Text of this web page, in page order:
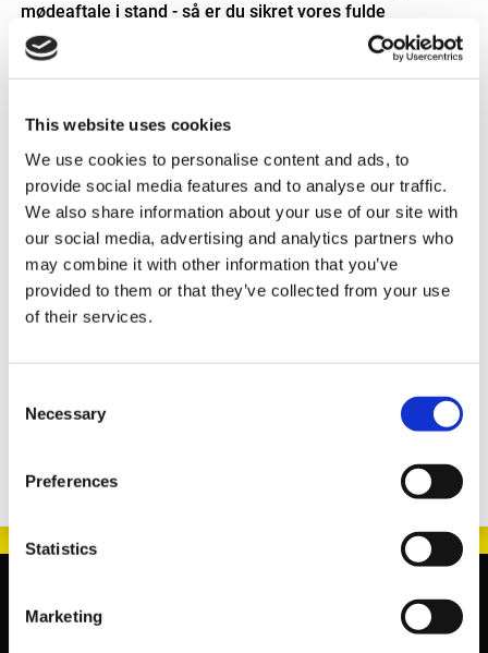
This website uses cookies
We use cookies to personalise content and ads, to
provide social media features and to analyse our traffic.
We also share information about your use of our site with
our social media, advertising and analytics partners who
may combine it with other information that you’ve
provided to them or that they’ve collected from your use
of their services.
Selection
Necessary
Preferences
Statistics
Marketing
mødeaftale i stand - så er du sikret vores fulde
opmærksomhed under dit besøg.
Vi kommer til at vise produktnyheder – herunder:
Triscan SELECT – produkter og løsninger der
skiller sig ud!
Triscan AC - og servoslanger – helt enestående
program mht. programdækning, data- og
produktkvalitet
Triscan niveausensorer – til indstilling af
undervogn og forlygter
Triscan styrerør til håndbremsekabler - helt
og produktkvalitet
Vi håber at se dig.